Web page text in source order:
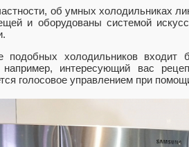
об умных холодильниках
и оборудованы системой
подобных холодильников входит
например, интересующий вас
голосовое управлением при